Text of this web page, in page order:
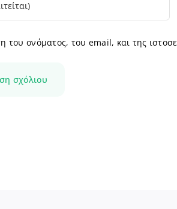
του ονόματος, του email, και της